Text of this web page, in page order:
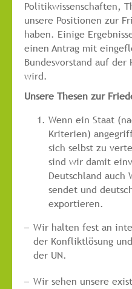
Politikwissenschaften,
unsere Positionen zur
haben. Einige
einen Antrag mit
Bundesvorstand auf der
wird.
Unsere Thesen zur
Wenn ein Staat
Kriterien)
sich selbst zu
sind wir damit
Deutschland auch
sendet und
exportieren.
Wir halten fest an
der Konfliktlösung
der UN.
Wir sehen unsere